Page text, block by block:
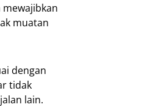
muatan
dengan
tidak
lain.